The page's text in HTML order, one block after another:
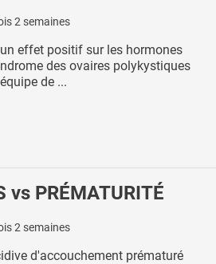
2 semaines
effet positif sur les hormones
des ovaires polykystiques
de ...
vs PRÉMATURITÉ
2 semaines
d'accouchement prématuré